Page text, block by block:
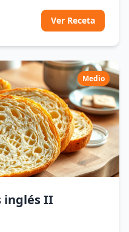
Ver Receta
Medio
inglés II